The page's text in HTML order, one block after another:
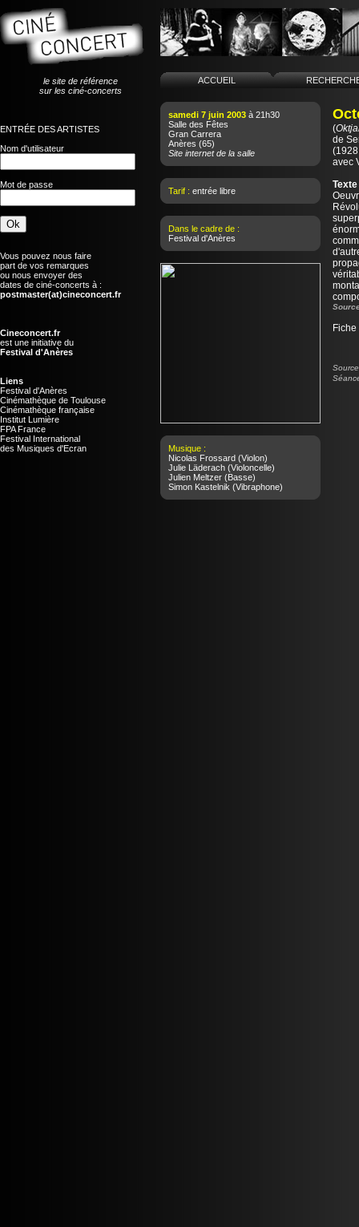
le site de référence
sur les ciné-concerts
ENTRÉE DES ARTISTES
Nom d'utilisateur
Mot de passe
Vous pouvez nous faire
part de vos remarques
ou nous envoyer des
dates de ciné-concerts à :
postmaster(at)cineconcert.fr
Cineconcert.fr
est une initiative du
Festival d'Anères
Liens
Festival d'Anères
Cinémathèque de Toulouse
Cinémathèque française
Institut Lumière
FPA France
Festival International
des Musiques d'Ecran
ACCUEIL
samedi 7 juin 2003 à 21h30
Salle des Fêtes
Gran Carrera
Anères (65)
Site internet de la salle
Tarif : entrée libre
Dans le cadre de :
Festival d'Anères
Musique :
Nicolas Frossard (Violon)
Julie Läderach (Violoncelle)
Julien Meltzer (Basse)
Simon Kastelnik (Vibraphone)
(
de
avec